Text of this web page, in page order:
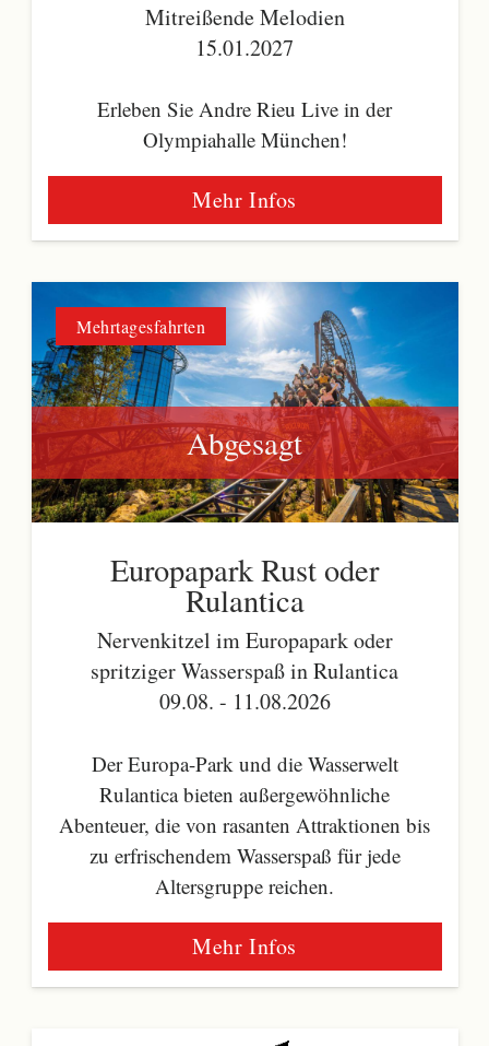
Mitreißende Melodien
15.01.2027
Erleben Sie Andre Rieu Live in der
Olympiahalle München!
Mehr Infos
Abgesagt
Mehrtagesfahrten
Europapark Rust oder
Rulantica
Nervenkitzel im Europapark oder
spritziger Wasserspaß in Rulantica
09.08. - 11.08.2026
Der Europa-Park und die Wasserwelt
Rulantica bieten außergewöhnliche
Abenteuer, die von rasanten Attraktionen bis
zu erfrischendem Wasserspaß für jede
Altersgruppe reichen.
Mehr Infos